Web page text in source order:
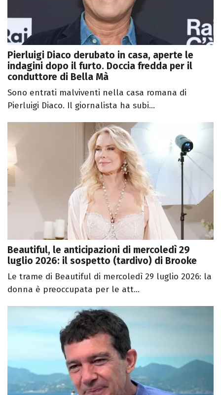
Pierluigi Diaco derubato in casa, aperte le
indagini dopo il furto. Doccia fredda per il
conduttore di Bella Mà
Sono entrati malviventi nella casa romana di
Pierluigi Diaco. Il giornalista ha subi...
Beautiful, le anticipazioni di mercoledì 29
luglio 2026: il sospetto (tardivo) di Brooke
Le trame di Beautiful di mercoledì 29 luglio 2026: la
donna è preoccupata per le att...